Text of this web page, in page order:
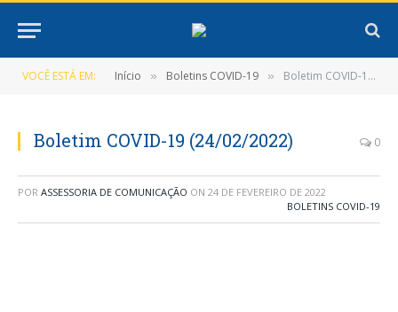
VOCÊ ESTÁ EM: Início » Boletins COVID-19 » Boletim COVID-19 (24/02/2022)
Boletim COVID-19 (24/02/2022) 0
POR ASSESSORIA DE COMUNICAÇÃO ON 24 DE FEVEREIRO DE 2022
BOLETINS COVID-19